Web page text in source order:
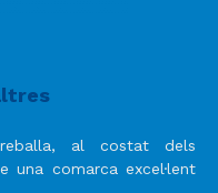
al costat dels
una comarca excel·lent